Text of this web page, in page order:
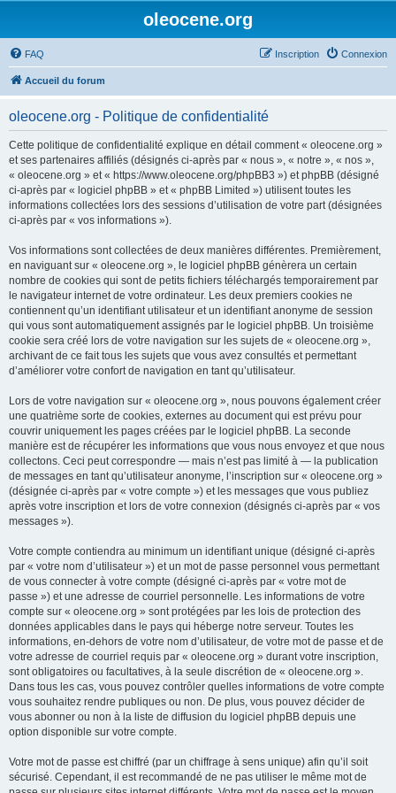
oleocene.org
FAQ Connexion
Inscription
Accueil du forum
oleocene.org - Politique de confidentialité
Cette politique de confidentialité explique en détail comment « oleocene.org »
et ses partenaires affiliés (désignés ci-après par « nous », « notre », « nos »,
« oleocene.org » et « https://www.oleocene.org/phpBB3 ») et phpBB (désigné
ci-après par « logiciel phpBB » et « phpBB Limited ») utilisent toutes les
informations collectées lors des sessions d’utilisation de votre part (désignées
ci-après par « vos informations »).
Vos informations sont collectées de deux manières différentes. Premièrement,
en naviguant sur « oleocene.org », le logiciel phpBB génèrera un certain
nombre de cookies qui sont de petits fichiers téléchargés temporairement par
le navigateur internet de votre ordinateur. Les deux premiers cookies ne
contiennent qu’un identifiant utilisateur et un identifiant anonyme de session
qui vous sont automatiquement assignés par le logiciel phpBB. Un troisième
cookie sera créé lors de votre navigation sur les sujets de « oleocene.org »,
archivant de ce fait tous les sujets que vous avez consultés et permettant
d’améliorer votre confort de navigation en tant qu’utilisateur.
Lors de votre navigation sur « oleocene.org », nous pouvons également créer
une quatrième sorte de cookies, externes au document qui est prévu pour
couvrir uniquement les pages créées par le logiciel phpBB. La seconde
manière est de récupérer les informations que vous nous envoyez et que nous
collectons. Ceci peut correspondre — mais n’est pas limité à — la publication
de messages en tant qu’utilisateur anonyme, l’inscription sur « oleocene.org »
(désignée ci-après par « votre compte ») et les messages que vous publiez
après votre inscription et lors de votre connexion (désignés ci-après par « vos
messages »).
Votre compte contiendra au minimum un identifiant unique (désigné ci-après
par « votre nom d’utilisateur ») et un mot de passe personnel vous permettant
de vous connecter à votre compte (désigné ci-après par « votre mot de
passe ») et une adresse de courriel personnelle. Les informations de votre
compte sur « oleocene.org » sont protégées par les lois de protection des
données applicables dans le pays qui héberge notre serveur. Toutes les
informations, en-dehors de votre nom d’utilisateur, de votre mot de passe et de
votre adresse de courriel requis par « oleocene.org » durant votre inscription,
sont obligatoires ou facultatives, à la seule discrétion de « oleocene.org ».
Dans tous les cas, vous pouvez contrôler quelles informations de votre compte
vous souhaitez rendre publiques ou non. De plus, vous pouvez décider de
vous abonner ou non à la liste de diffusion du logiciel phpBB depuis une
option disponible sur votre compte.
Votre mot de passe est chiffré (par un chiffrage à sens unique) afin qu’il soit
sécurisé. Cependant, il est recommandé de ne pas utiliser le même mot de